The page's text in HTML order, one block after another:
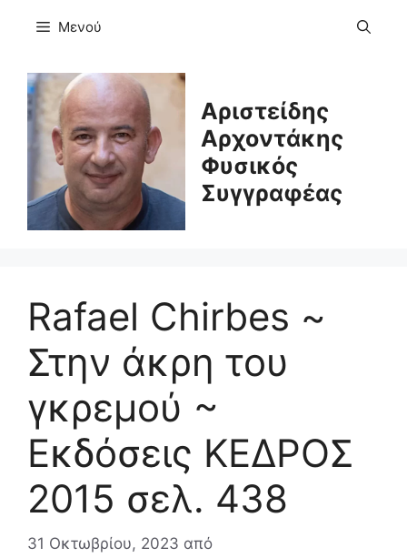
Μενού
Αριστείδης
Αρχοντάκης
Φυσικός
Συγγραφέας
Rafael Chirbes ~
Στην άκρη του
γκρεμού ~
Εκδόσεις ΚΕΔΡΟΣ
2015 σελ. 438
31 Οκτωβρίου, 2023 από